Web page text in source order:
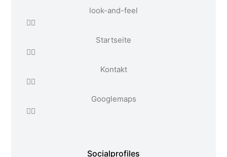
look-and-feel
Startseite
Kontakt
Google maps
Social profiles